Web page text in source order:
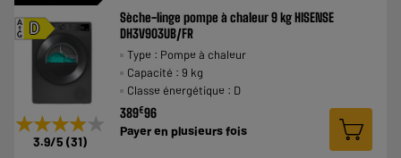
D
A
G
★★★★★
★★★★★
3.9/5 (31)
Sèche-linge pompe à chaleur 9 kg HISENSE
DH3V903UB/FR
Type : Pompe à chaleur
Capacité : 9 kg
Classe énergétique : D
389€96
Payer en plusieurs fois